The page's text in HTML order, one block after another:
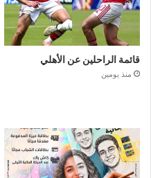
قائمة الراحلين عن الأهلي
منذ يومين